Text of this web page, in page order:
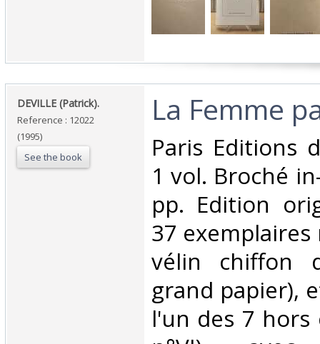
‎DEVILLE (Patrick).‎
Reference : 12022
(1995)
See the book
‎La Femme
‎Paris Editions
1 vol. Broché
pp. Edition
37
vélin chiffon
grand papier),
l'un des 7 hors